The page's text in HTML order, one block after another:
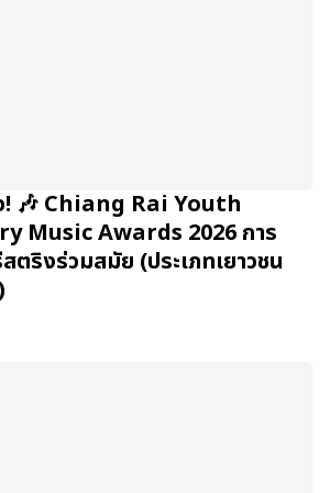
! 🎶 Chiang Rai Youth
Music Awards 2026 การ
ตริงร่วมสมัย (ประเภทเยาวชน